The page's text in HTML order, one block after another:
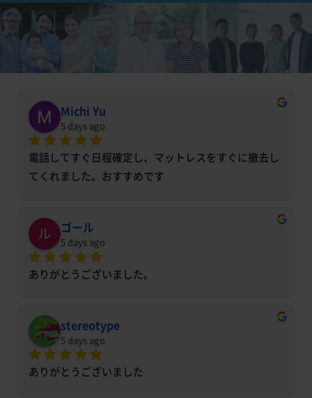
Michi Yu
5 days ago
電話してすぐ日程確定し、マットレスをすぐに撤去し
てくれました。おすすめです
ゴール
5 days ago
ありがとうございました。
stereotype
5 days ago
ありがとうございました